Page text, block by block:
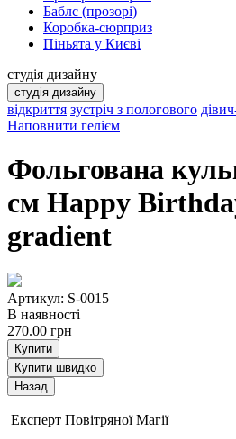
Баблс (прозорі)
Коробка-сюрприз
Піньята у Києві
студія дизайну
студія дизайну
відкриття зустріч з пологового
Наповнити гелієм
Фольгована
см Happy
gradient
Артикул: S-0015
В наявності
270.00 грн
Купити
Купити швидко
Експерт Повітряної Магії